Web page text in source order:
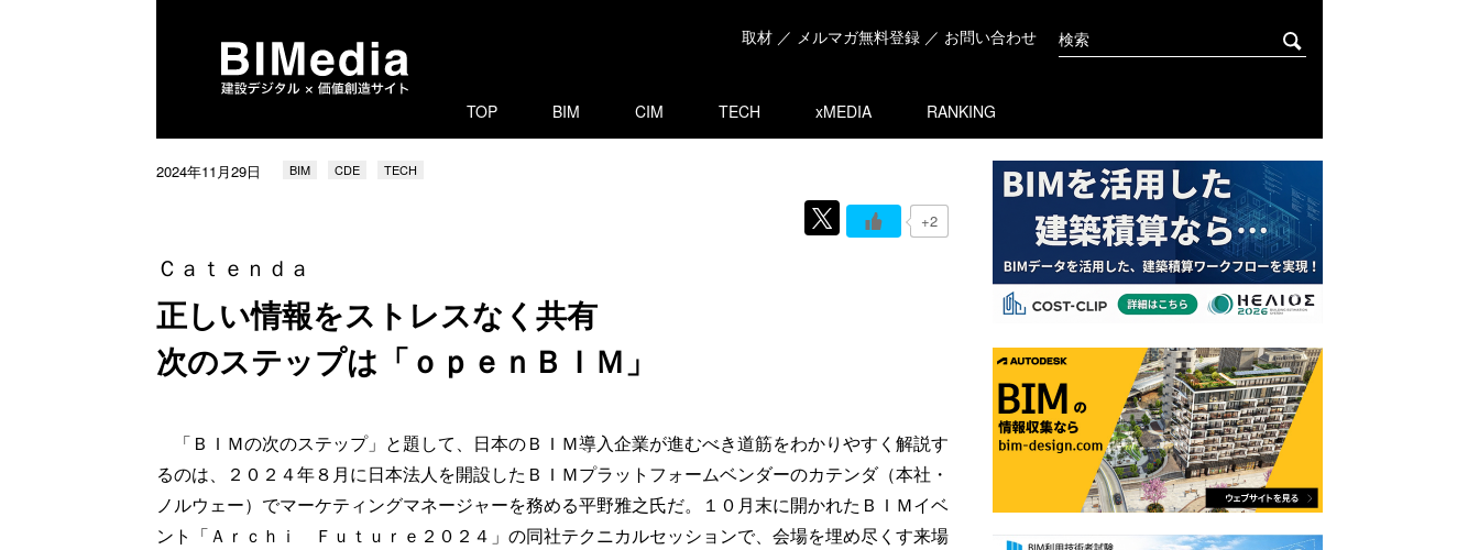
取材 ／ メルマガ無料登録 ／ お問い合わせ
TOP BIM CIM TECH xMEDIA RANKING
2024年11月29日 BIM CDE TECH
+2
Ｃａｔｅｎｄａ
正しい情報をストレスなく共有
次のステップは「ｏｐｅｎＢＩＭ」
「ＢＩＭの次のステップ」と題して、日本のＢＩＭ導入企業が進むべき道筋をわかりやすく解説す
るのは、２０２４年８月に日本法人を開設したＢＩＭプラットフォームベンダーのカテンダ（本社・
ノルウェー）でマーケティングマネージャーを務める平野雅之氏だ。１０月末に開かれたＢＩＭイベ
ント「Ａｒｃｈｉ Ｆｕｔｕｒｅ２０２４」の同社テクニカルセッションで、会場を埋め尽くす来場